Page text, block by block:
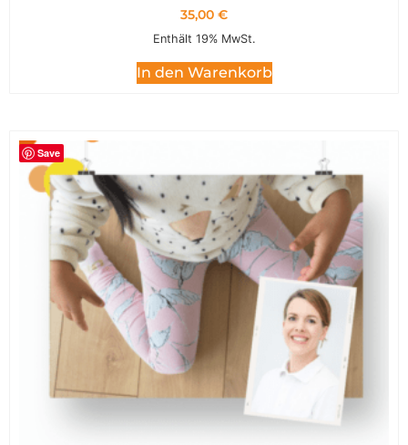
35,00 €
Enthält 19% MwSt.
In den Warenkorb
Save